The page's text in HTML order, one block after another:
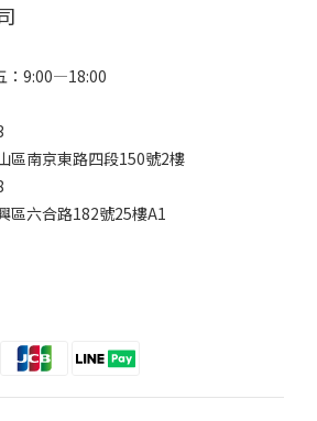
：9:00—18:00
區南京東路四段150號2樓
區六合路182號25樓A1